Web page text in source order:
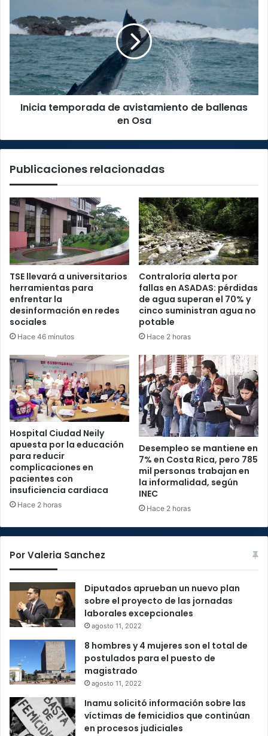
de
avistamiento
de
ballenas
en
Osa
Inicia temporada de avistamiento de ballenas
en Osa
Publicaciones relacionadas
TSE llevará a universitarios
herramientas para
enfrentar la
desinformación en redes
sociales
Hace 46 minutos
Contraloría alerta por
fallas en ASADAS: pérdidas
de agua superan el 70% y
cinco suministran agua no
potable
Hace 2 horas
Hospital Ciudad Neily
apuesta por la educación
para reducir
complicaciones en
pacientes con
insuficiencia cardiaca
Hace 2 horas
Desempleo se mantiene en
7% en Costa Rica, pero 785
mil personas trabajan en
la informalidad, según
INEC
Hace 2 horas
Por Valeria Sanchez
Diputados aprueban un nuevo plan
sobre el proyecto de las jornadas
laborales excepcionales
agosto 11, 2022
8 hombres y 4 mujeres son el total de
postulados para el puesto de
magistrado
agosto 11, 2022
Inamu solicitó información sobre las
víctimas de femicidios que continúan
en procesos judiciales